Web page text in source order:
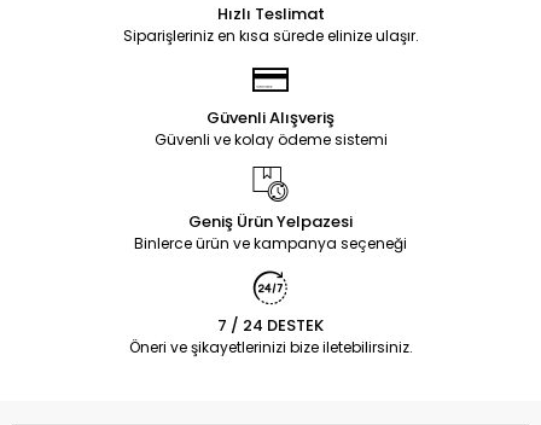
Hızlı Teslimat
Siparişleriniz en kısa sürede elinize ulaşır.
Güvenli Alışveriş
Güvenli ve kolay ödeme sistemi
Geniş Ürün Yelpazesi
Binlerce ürün ve kampanya seçeneği
7 / 24 DESTEK
Öneri ve şikayetlerinizi bize iletebilirsiniz.